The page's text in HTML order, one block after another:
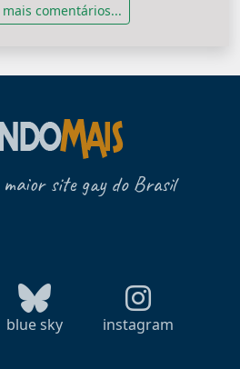
comentários...
site gay do Brasil
blue sky instagram